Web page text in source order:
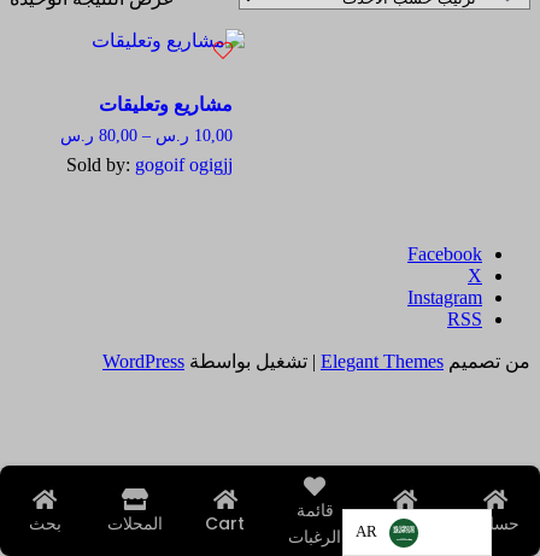
مشاريع وتعليقات
10,00 ر.س –
80,00 ر.سنطاق
Sold by: gogoif ogigjj
X
Instagram
من تصميم Elegant Themes | تشغيل بواسطة WordPress
حسابي الرئيسية
قائمة
الرغبات
Cart المحلات بحث AR